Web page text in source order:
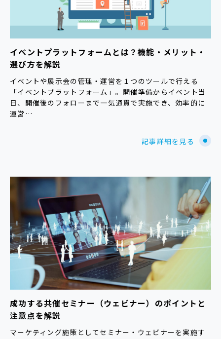
イベントプラットフォームとは？機能・メリット・
選び方を解説
イベントや展示会の管理・運営を１つのツールで行える
「イベントプラットフォーム」。開催準備からイベント当
日、開催後のフォローまで一気通貫で実施でき、効率的に
運営…
記事詳細を見る
成功する共催セミナー（ウェビナー）のポイントと
注意点を解説
マーケティング施策としてセミナー・ウェビナーを実施す